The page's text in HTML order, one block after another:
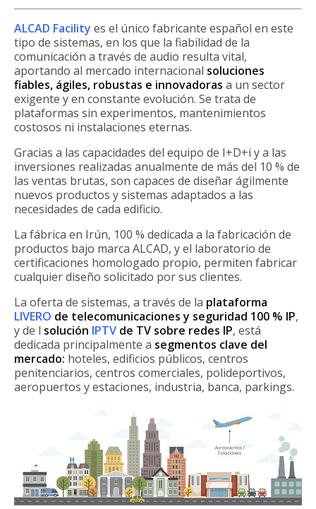
ALCAD Facility es el único fabricante español en este
tipo de sistemas, en los que la fiabilidad de la
comunicación a través de audio resulta vital,
aportando al mercado internacional soluciones
fiables, ágiles, robustas e innovadoras a un sector
exigente y en constante evolución. Se trata de
plataformas sin experimentos, mantenimientos
costosos ni instalaciones eternas.
Gracias a las capacidades del equipo de I+D+i y a las
inversiones realizadas anualmente de más del 10 % de
las ventas brutas, son capaces de diseñar ágilmente
nuevos productos y sistemas adaptados a las
necesidades de cada edificio.
La fábrica en Irún, 100 % dedicada a la fabricación de
productos bajo marca ALCAD, y el laboratorio de
certificaciones homologado propio, permiten fabricar
cualquier diseño solicitado por sus clientes.
La oferta de sistemas, a través de la plataforma
LIVERO de telecomunicaciones y seguridad 100 % IP,
y de l solución IPTV de TV sobre redes IP, está
dedicada principalmente a segmentos clave del
mercado: hoteles, edificios públicos, centros
penitenciarios, centros comerciales, polideportivos,
aeropuertos y estaciones, industria, banca, parkings.